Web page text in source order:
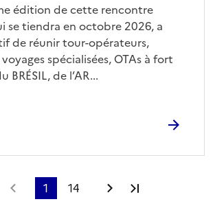
édition de cette rencontre
se tiendra en octobre 2026, a
de réunir tour-opérateurs,
spécialisées, OTAs à fort
de l’AR...
Première page
Page précédente
1 14 Page suivante